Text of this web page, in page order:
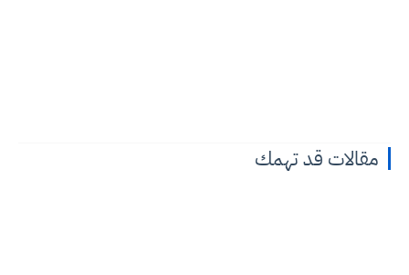
مقالات قد تهمك